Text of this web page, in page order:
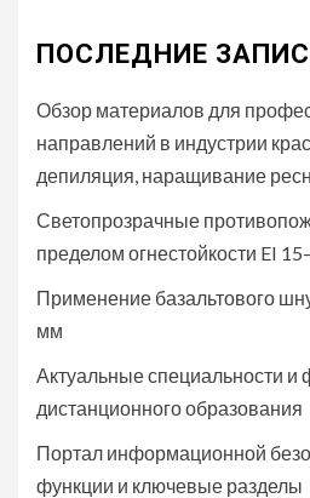
ПОСЛЕДНИЕ
Обзор материалов для
направлений в индустрии
депиляция, наращивание
Светопрозрачные
пределом огнестойкости EI
Применение базальтового
мм
Актуальные специальности
дистанционного образования
Портал информационной
функции и ключевые разделы